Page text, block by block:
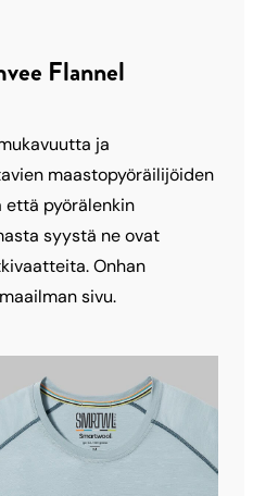
Flannel
ja
maastopyöräilijöiden
että pyörälenkin
syystä ne ovat
Onhan
sivu.